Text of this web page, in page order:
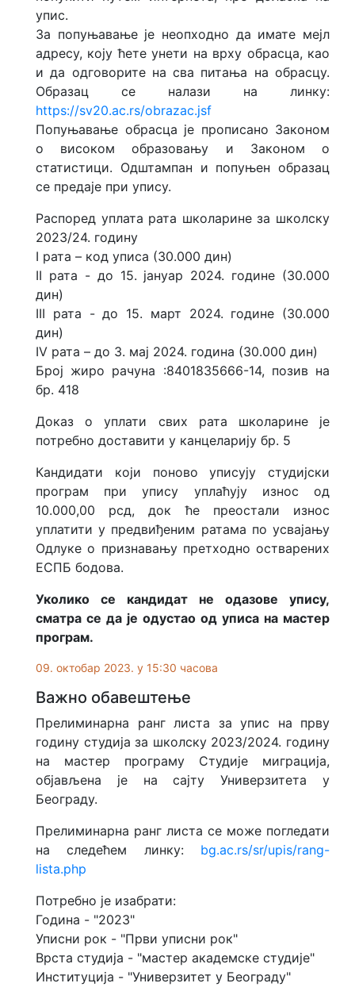
упис.
За попуњавање је неопходно да имате мејл
адресу, коју ћете унети на врху обрасца, као
и да одговорите на сва питања на обрасцу.
Образац се налази на линку:
https://sv20.ac.rs/obrazac.jsf
Попуњавање обрасца је прописано Законом
о високом образовању и Законом о
статистици. Одштампан и попуњен образац
се предаје при упису.
Распоред уплата рата школарине за школску
2023/24. годину
I рата – код уписа (30.000 дин)
II рата - до 15. јануар 2024. године (30.000
дин)
III рата - до 15. март 2024. године (30.000
дин)
IV рата – до 3. мај 2024. година (30.000 дин)
Број жиро рачуна :8401835666-14, позив на
бр. 418
Доказ о уплати свих рата школарине је
потребно доставити у канцеларију бр. 5
Кандидати који поново уписују студијски
програм при упису уплаћују износ од
10.000,00 рсд, док ће преостали износ
уплатити у предвиђеним ратама по усвајању
Одлуке о признавању претходно остварених
ЕСПБ бодова.
Уколико се кандидат не одазове упису,
сматра се да је одустао од уписа на мастер
програм.
09. октобар 2023. у 15:30 часова
Важно обавештење
Прелиминарна ранг листа за упис на прву
годину студија за школску 2023/2024. годину
на мастер програму Студије миграција,
објављена је на сајту Универзитета у
Београду.
Прелиминарна ранг листа се може погледати
на следећем линку: bg.ac.rs/sr/upis/rang-
lista.php
Потребно је изабрати:
Година - "2023"
Уписни рок - "Први уписни рок"
Врста студија - "мастер академске студије"
Институција - "Универзитет у Београду"